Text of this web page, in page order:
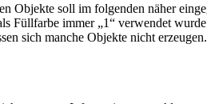
Objekte soll im folgenden näher
Füllfarbe immer „1“ verwendet
sich manche Objekte nicht erzeugen.